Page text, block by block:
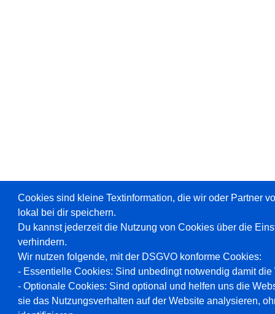
Cookies sind kleine Textinformation, die wir oder Partner
lokal bei dir speichern.
Du kannst jederzeit die Nutzung von Cookies über die
verhindern.
Wir nutzen folgende, mit der DSGVO konforme Cookies:
- Essentielle Cookies: Sind unbedingt notwendig damit
- Optionale Cookies: Sind optional und helfen uns die
sie das Nutzungsverhalten auf der Website analysieren,